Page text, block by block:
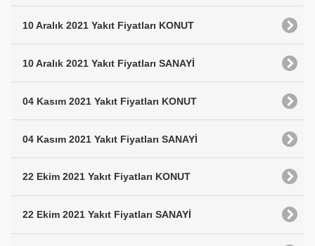
10 Aralık 2021 Yakıt Fiyatları KONUT
10 Aralık 2021 Yakıt Fiyatları SANAYİ
04 Kasım 2021 Yakıt Fiyatları KONUT
04 Kasım 2021 Yakıt Fiyatları SANAYİ
22 Ekim 2021 Yakıt Fiyatları KONUT
22 Ekim 2021 Yakıt Fiyatları SANAYİ